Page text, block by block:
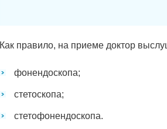
Как правило, на приеме доктор
фонендоскопа;
стетоскопа;
стетофонендоскопа.